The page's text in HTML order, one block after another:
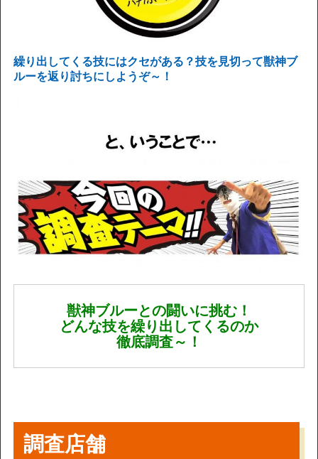
繰り出してくる技にはクセがある？技を見切って獣神ブ
ルーを返り討ちにしようぞ～！
獣神ブルーとの闘いに挑む！
どんな技を繰り出してくるのか
徹底調査～！
調査店舗